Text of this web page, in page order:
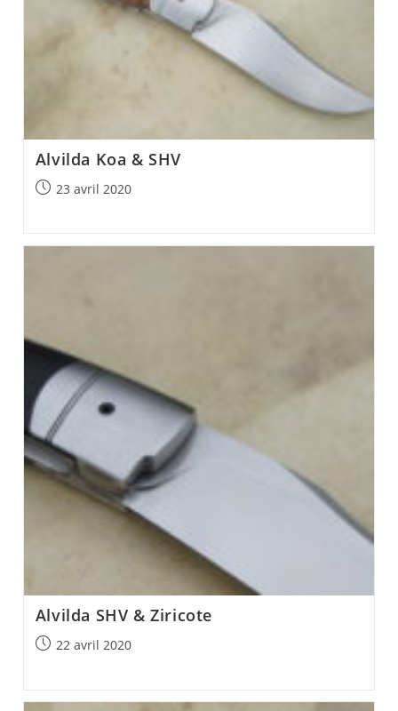
Alvilda Koa & SHV
Post23 avril 2020
Alvilda SHV & Ziricote
Post22 avril 2020